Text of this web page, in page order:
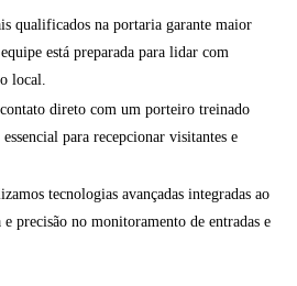
qualificados na portaria garante maior
está preparada para lidar com
local.
direto com um porteiro treinado
para recepcionar visitantes e
tecnologias avançadas integradas ao
precisão no monitoramento de entradas e